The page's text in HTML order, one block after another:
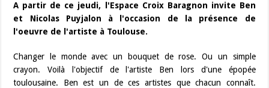
A partir de ce jeudi, l'Espace Croix Baragnon invite Ben
et Nicolas Puyjalon à l'occasion de la présence de
l'oeuvre de l'artiste à Toulouse.
Changer le monde avec un bouquet de rose. Ou un simple
crayon. Voilà l'objectif de l'artiste Ben lors d'une épopée
toulousaine. Ben est un de ces artistes que chacun connaît.